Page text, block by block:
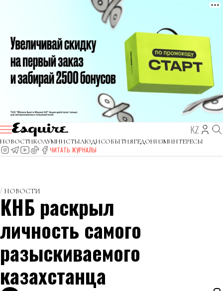
KZ
НОВОСТИКОЛУМНИСТЫЛЮДИСОБЫТИЯГЕДОНИЗМИНТЕРЕСЫ
ЧИТАТЬ ЖУРНАЛЫ
НОВОСТИ
КНБ раскрыл
личность самого
разыскиваемого
казахстанца